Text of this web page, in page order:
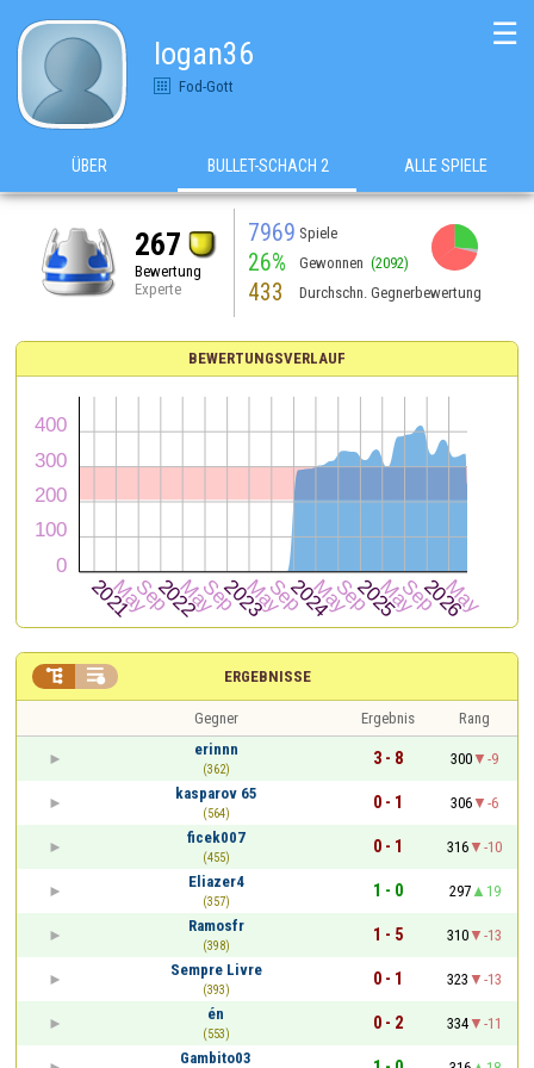
logan36
Fod-Gott
☰
ÜBER BULLET-SCHACH 2 ALLE SPIELE
267
Bewertung
Experte
7969 Spiele
26% Gewonnen (2092)
433 Durchschn. Gegnerbewertung
BEWERTUNGSVERLAUF
ERGEBNISSE
 
Gegner Ergebnis
Rang
erinnn
(362)
3 - 8 300
-9
kasparov 65
(564)
0 - 1 306
-6
ficek007
(455)
0 - 1 316
-10
Eliazer4
(357)
1 - 0 297
19
Ramosfr
(398)
1 - 5 310
-13
Sempre Livre
(393)
0 - 1 323
-13
én
(553)
0 - 2 334
-11
Gambito03